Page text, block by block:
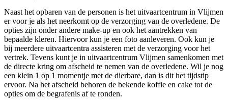
Naast het opbaren van de personen is het uitvaartcentrum in Vlijmen
er voor je als het neerkomt op de verzorging van de overledene. De
opties zijn onder andere make-up en ook het aantrekken van
bepaalde kleren. Hiervoor kun je een foto aanleveren. Ook kun je
bij meerdere uitvaartcentra assisteren met de verzorging voor het
vertrek. Tevens kunt je in uitvaartcentrum Vlijmen samenkomen met
de directe kring om afscheid te nemen van de overledene. Wil je nog
een klein 1 op 1 momentje met de dierbare, dan is dit het tijdstip
ervoor. Na het afscheid behoren de bekende koffie en cake tot de
opties om de begrafenis af te ronden.